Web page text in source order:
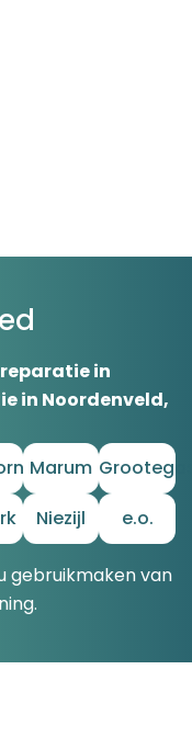
in
in Noordenveld,
Marum
Niezijl e.o.
gebruikmaken van